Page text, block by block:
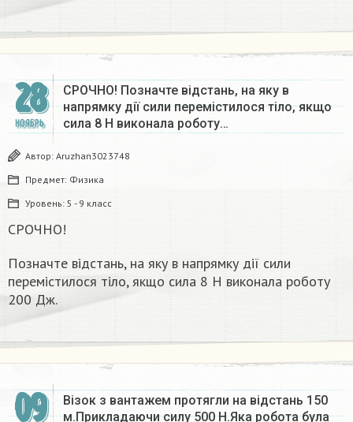
28
НОЯБРЬ
СРОЧНО! Позначте відстань, на яку в
напрямку дії сили перемістилося тіло, якщо
сила 8 Н виконала роботу…
Автор: Aruzhan3023748
Предмет: Физика
Уровень: 5 - 9 класс
СРОЧНО!
Позначте відстань, на яку в напрямку дії сили
перемістилося тіло, якщо сила 8 Н виконала роботу
200 Дж.
09
Візок з вантажем протягли на відстань 150
м.Прикладаючи силу 500 Н.Яка робота була